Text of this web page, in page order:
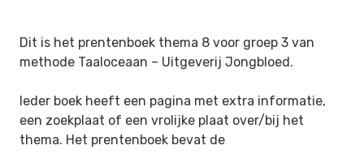
Dit is het prentenboek thema 8 voor groep 3 van
methode Taaloceaan – Uitgeverij Jongbloed.
Ieder boek heeft een pagina met extra informatie,
een zoekplaat of een vrolijke plaat over/bij het
thema. Het prentenboek bevat de